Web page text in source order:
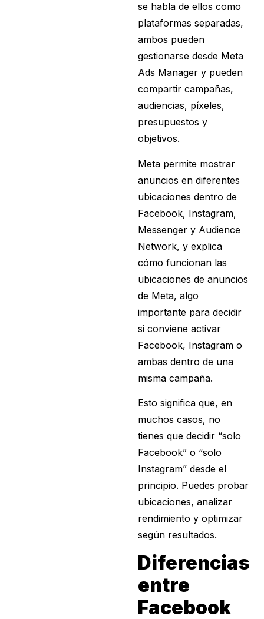
se habla de ellos como
plataformas separadas,
ambos pueden
gestionarse desde Meta
Ads Manager y pueden
compartir campañas,
audiencias, píxeles,
presupuestos y
objetivos.
Meta permite mostrar
anuncios en diferentes
ubicaciones dentro de
Facebook, Instagram,
Messenger y Audience
Network, y explica
cómo funcionan las
ubicaciones de anuncios
de Meta, algo
importante para decidir
si conviene activar
Facebook, Instagram o
ambas dentro de una
misma campaña.
Esto significa que, en
muchos casos, no
tienes que decidir “solo
Facebook” o “solo
Instagram” desde el
principio. Puedes probar
ubicaciones, analizar
rendimiento y optimizar
según resultados.
Diferencias
entre
Facebook